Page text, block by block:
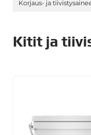
Korjaus- ja
Kitit ja